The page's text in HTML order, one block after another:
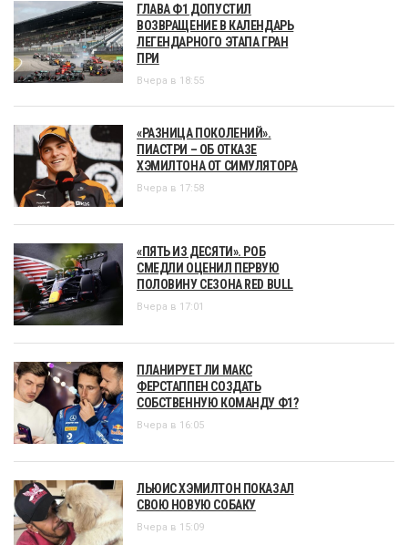
ГЛАВА Ф1 ДОПУСТИЛ
ВОЗВРАЩЕНИЕ В КАЛЕНДАРЬ
ЛЕГЕНДАРНОГО ЭТАПА ГРАН
ПРИ
Вчера в 18:55
«РАЗНИЦА ПОКОЛЕНИЙ».
ПИАСТРИ – ОБ ОТКАЗЕ
ХЭМИЛТОНА ОТ СИМУЛЯТОРА
Вчера в 17:58
«ПЯТЬ ИЗ ДЕСЯТИ». РОБ
СМЕДЛИ ОЦЕНИЛ ПЕРВУЮ
ПОЛОВИНУ СЕЗОНА RED BULL
Вчера в 17:01
ПЛАНИРУЕТ ЛИ МАКС
ФЕРСТАППЕН СОЗДАТЬ
СОБСТВЕННУЮ КОМАНДУ Ф1?
Вчера в 16:05
ЛЬЮИС ХЭМИЛТОН ПОКАЗАЛ
СВОЮ НОВУЮ СОБАКУ
Вчера в 15:09